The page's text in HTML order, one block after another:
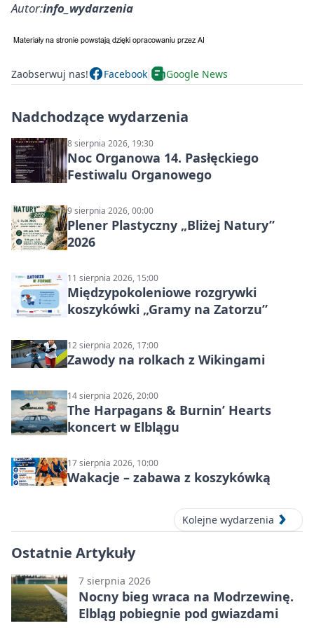
Autor:info_wydarzenia
Zaobserwuj nas! Facebook Google News
Nadchodzące wydarzenia
8 sierpnia 2026, 19:30
Noc Organowa 14. Pasłęckiego
Festiwalu Organowego
9 sierpnia 2026, 00:00
Plener Plastyczny „Bliżej Natury”
2026
11 sierpnia 2026, 15:00
Międzypokoleniowe rozgrywki
koszykówki „Gramy na Zatorzu”
12 sierpnia 2026, 17:00
Zawody na rolkach z Wikingami
14 sierpnia 2026, 20:00
The Harpagans & Burnin’ Hearts
koncert w Elblągu
17 sierpnia 2026, 10:00
Wakacje – zabawa z koszykówką
Kolejne wydarzenia
Ostatnie Artykuły
7 sierpnia 2026
Nocny bieg wraca na Modrzewinę.
Elbląg pobiegnie pod gwiazdami